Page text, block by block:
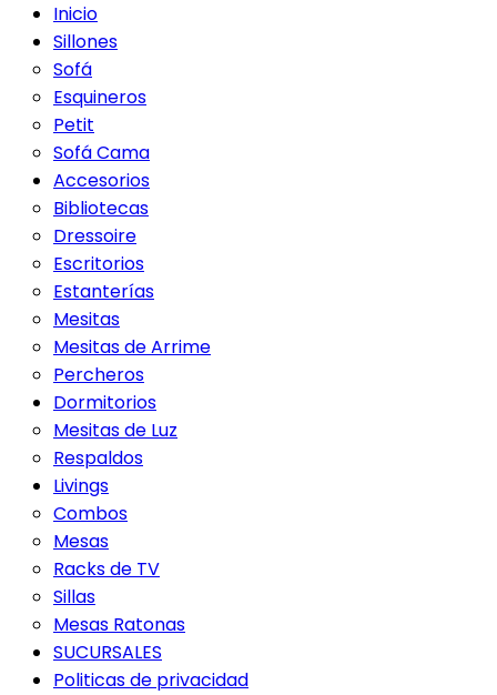
Inicio
Sillones
Sofá
Esquineros
Petit
Sofá Cama
Accesorios
Bibliotecas
Dressoire
Escritorios
Estanterías
Mesitas
Mesitas de Arrime
Percheros
Dormitorios
Mesitas de Luz
Respaldos
Livings
Combos
Mesas
Racks de TV
Sillas
Mesas Ratonas
SUCURSALES
Politicas de privacidad